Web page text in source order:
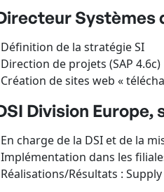
Systèmes
Définition de la stratégie SI
Direction de projets (SAP 4.6c)
Création de sites web «
Division
En charge de la DSI et de la
Implémentation dans les
Réalisations/Résultats :